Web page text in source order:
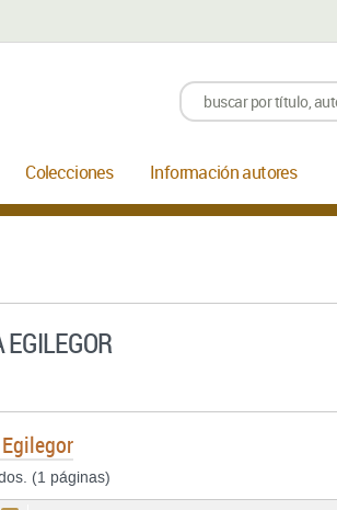
Colecciones Información autores
(1 páginas)